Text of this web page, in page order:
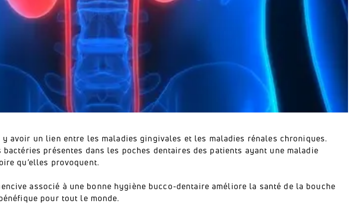
avoir un lien entre les maladies gingivales et les maladies rénales chroniques.
présentes dans les poches dentaires des patients ayant une maladie
qu’elles provoquent.
associé à une bonne hygiène bucco-dentaire améliore la santé de la bouche
pour tout le monde.